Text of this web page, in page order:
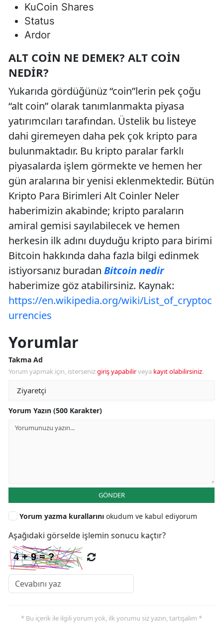
KuCoin Shares
Status
Ardor
ALT COIN NE DEMEK? ALT COIN
NEDIR?
Yukarıda gördüğünüz “coin”lerin pek çoğu
“alt coin” olarak tanımlanmakta piyasa
yatırımcıları tarafından. Üstelik bu listeye
dahi giremeyen daha pek çok kripto para
bulunmaktadır. Bu kripto paralar farklı
piyasalarda işlem görmekte ve hemen her
gün aralarına bir yenisi eklenmektedir. Bütün
Kripto Para Birimleri Alt Coinler Neler
haberimizin akabinde; kripto paraların
amiral gemisi sayılabilecek ve hemen
herkesin ilk adını duyduğu kripto para birimi
Bitcoin hakkında daha fazla bilgi edinmek
istiyorsanız buradan Bitcoin nedir
haberimize göz atabilirsiniz. Kaynak:
https://en.wikipedia.org/wiki/List_of_cryptoc
urrencies
Yorumlar
Takma Ad
Yorum yapmak için, istersenizgiriş yapabilirveya kayıt olabilirsiniz.
Yorum Yazın (500 Karakter)
GÖNDER
Yorum yazma kurallarını okudum ve kabul ediyorum
Aşağıdaki görselde işlemin sonucu kaçtır?
* Bu içerik ile ilgili yorum yok, ilk yorumu siz yazın, tartışalım *